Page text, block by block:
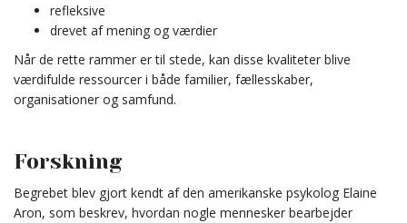
refleksive
drevet af mening og værdier
Når de rette rammer er til stede, kan disse kvaliteter blive
værdifulde ressourcer i både familier, fællesskaber,
organisationer og samfund.
Forskning
Begrebet blev gjort kendt af den amerikanske psykolog Elaine
Aron, som beskrev, hvordan nogle mennesker bearbejder